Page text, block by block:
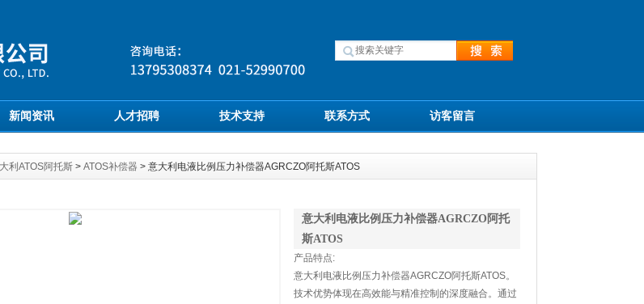
新闻资讯 人才招聘 技术支持 联系方式 访客留言
利ATOS阿托斯 > ATOS补偿器 > 意大利电液比例压力补偿器AGRCZO阿托斯ATOS
意大利电液比例压力补偿器AGRCZO阿托
斯ATOS
产品特点:
意大利电液比例压力补偿器AGRCZO阿托斯ATOS。
技术优势体现在高效能与精准控制的深度融合。通过